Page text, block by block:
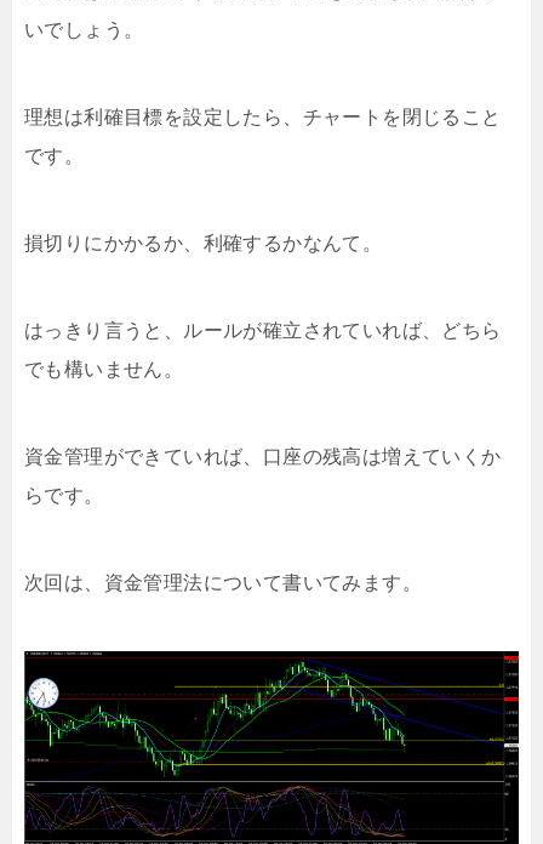
いでしょう。
理想は利確目標を設定したら、チャートを閉じること
です。
損切りにかかるか、利確するかなんて。
はっきり言うと、ルールが確立されていれば、どちら
でも構いません。
資金管理ができていれば、口座の残高は増えていくか
らです。
次回は、資金管理法について書いてみます。